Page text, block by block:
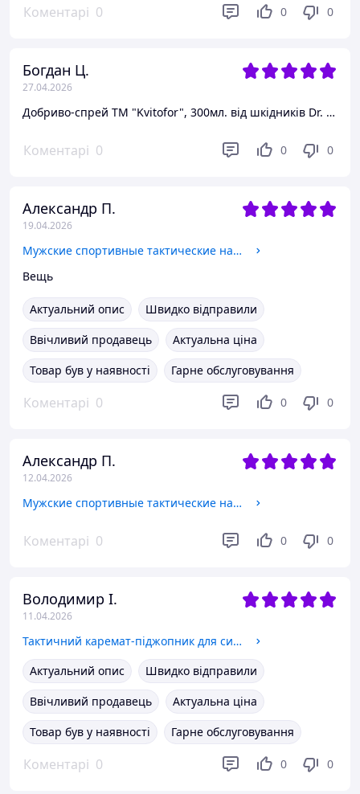
Коментарі 0 0 0
Богдан Ц.
27.04.2026
Добриво-спрей ТМ "Kvitofor", 300мл. від шкідників Dr. Ефект
Коментарі 0 0 0
Александр П.
19.04.2026
Мужские спортивные тактические наручные часы Skmei Neon 10 Bar
Вещь
Актуальний опис
Швидко відправили
Ввічливий продавець
Актуальна ціна
Товар був у наявності
Гарне обслуговування
Коментарі 0 0 0
Александр П.
12.04.2026
Мужские спортивные тактические наручные часы Skmei Neon 10 Bar
Коментарі 0 0 0
Володимир І.
11.04.2026
Тактичний каремат-піджопник для сидіння
Актуальний опис
Швидко відправили
Ввічливий продавець
Актуальна ціна
Товар був у наявності
Гарне обслуговування
Коментарі 0 0 0